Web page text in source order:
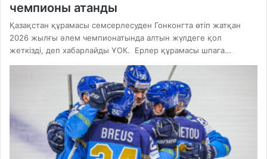
чемпионы атанды
Қазақстан құрамасы семсерлесуден Гонконгта өтіп жатқан
2026 жылғы әлем чемпионатында алтын жүлдеге қол
жеткізді, деп хабарлайды ҰОК. Ерлер құрамасы шпага…